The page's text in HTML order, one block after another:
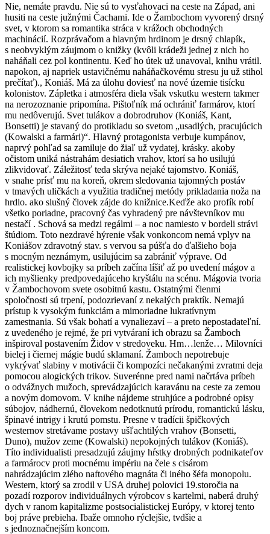
Nie, nemáte pravdu. Nie sú to vysťahovaci na ceste na Západ, ani
husiti na ceste južnými Čachami. Ide o Žambochom vyvorený drsný
svet, v ktorom sa romantika stráca v krážoch obchodných
machinácií. Rozprávačom a hlavným hrdinom je drsný chlapík,
s neobvyklým záujmom o knižky (kvôli krádeži jednej z nich ho
naháňali cez pol kontinentu. Keď ho útek už unavoval, knihu vrátil.
napokon, aj napriek ustavičnému naháňačkovému stresu ju už stihol
prečítať)., Koniáš. Má za úlohu doviesť na nové územie tisícku
kolonistov. Zápletka i atmosféra diela však vskutku western takmer
na nerozoznanie pripomína. Pištoľník má ochrániť farmárov, ktorí
mu nedôverujú. Svet tulákov a dobrodruhov (Koniáš, Kant,
Bonsetti) je stavaný do protikladu so svetom „usadlých, pracujúcich
(Kowalski a farmári)“. Hlavný protagonista verbuje kumpánov,
naprvý pohľad sa zamiluje do žiaľ už vydatej, krásky. akoby
očistom uniká nástrahám desiatich vrahov, ktorí sa ho usilujú
zlikvidovať. Záležitosť teda skrýva nejaké tajomstvo. Koniáš,
v snahe prísť mu na koreň, okrem sledovania tajomných postáv
v tmavých uličkách a využitia tradičnej metódy prikladania noža na
hrdlo. ako slušný človek zájde do knižnice.Keďže ako profík robí
všetko poriadne, pracovný čas vyhradený pre návštevníkov mu
nestačí . Schová sa medzi regálmi – a noc namiesto v bordeli strávi
štúdiom. Toto nezdravé hýrenie však vonkoncom nemá vplyv na
Koniášov zdravotný stav. s vervou sa púšťa do ďalšieho boja
s mocným neznámym, usilujúcim sa zabrániť výprave. Od
realistickej kovbojky sa príbeh začína líšiť až po uvedení mágov a
ich myšlienky predpovedajúceho kryštálu na scénu. Mágovia tvoria
v Žambochovom svete osobitnú kastu. Ostatnými členmi
spoločnosti sú trpení, podozrievaní z nekalých praktík. Nemajú
prístup k vysokým funkciám a mimoriadne lukratívnym
zamestnania. Sú však bohatí a vynaliezaví – a preto nepostadateľní.
z uvedeného je rejmé, že pri vytváraní ich obrazu sa Žamboch
inšpiroval postavením Židov v stredoveku. Hm…lenže… Milovníci
bielej i čiernej mágie budú sklamaní. Žamboch nepotrebuje
vykrývať slabiny v motivácii či kompozíci nečakanými zvratmi deja
pomocou alogických trikov. Suverénne pred nami načrtáva príbeh
o odvážnych mužoch, sprevádzajúcich karavánu na ceste za zemou
a novým domovom. V knihe nájdeme struhjúce a podrobné opisy
súbojov, nádhernú, človekom nedotknutú prírodu, romantickú lásku,
špinavé intrigy i krutú pomstu. Presne v tradícii špičkových
westernov stretávame postavy ušľachtilých vrahov (Bonsetti,
Duno), mužov zeme (Kowalski) nepokojných tulákov (Koniáš).
Títo individualisti presadzujú záujmy hŕstky drobných podnikateľov
a farmárocv proti mocnému impériu na čele s cisárom
nahrádzajúcim zlého naftového magnáta či iného šéfa monopolu.
Western, ktorý sa zrodil v USA druhej polovici 19.storočia na
pozadí rozporov individuálnych výrobcov s kartelmi, naberá druhý
dych v ranom kapitalizme postsocialistickej Európy, v ktorej tento
boj práve prebieha. Ibaže omnoho rýclejšie, tvdšie a
s jednoznačnejším koncom.